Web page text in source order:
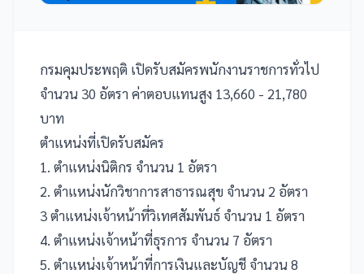
กรมคุมประพฤติ เปิดรับสมัครพนักงานราชการทั่วไป
จำนวน 30 อัตรา ค่าตอบแทนสูง 13,660 - 21,780
บาท
ตำแหน่งที่เปิดรับสมัคร
1. ตำแหน่งนิติกร จำนวน 1 อัตรา
2. ตำแหน่งนักวิชาการสาธารณสุข จำนวน 2 อัตรา
3 ตำแหน่งเจ้าหน้าที่วิเทศสัมพันธ์ จำนวน 1 อัตรา
4. ตำแหน่งเจ้าหน้าที่ธุรการ จำนวน 7 อัตรา
5. ตำแหน่งเจ้าหน้าที่การเงินและบัญชี จำนวน 8